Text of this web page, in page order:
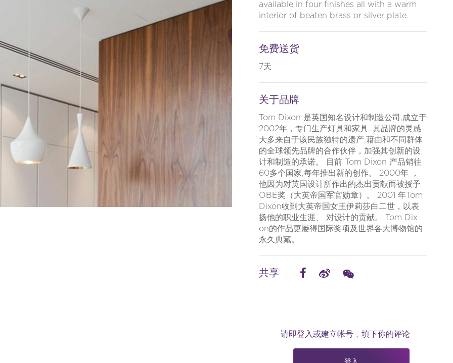
available in four finishes all with a warm
interior of beaten brass or silver plate.
免费送货
7天
关于品牌
Tom Dix​​on 是英国知名设计和制造公司,成立于
2002年，专门生产灯具和家具. 其品牌的灵感
大多来自于该民族独特的遗产,藉由和不同群体
的全球领先品牌的合作伙伴，加强其创新的设
计和制造的承诺。 目前 Tom Dix​​on 产品销往
60多个国家,每年推出新的创作。 2000年 ，
他因为对英国设计所作出的杰出贡献而被授予
OBE奖（大英帝国军官勋章）。 2001 年Tom
Dix​​on收到大英帝国女王伊莉莎白二世，以表
扬他的职业生涯、 对设计的贡献。 Tom Dix​​
on的作品更屡得国际奖项及世界各大博物馆的
永久典藏。
共享
请即登入或建立帐号﹐填下你的评论